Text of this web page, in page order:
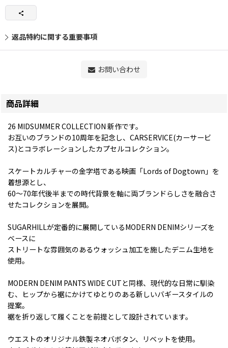
返品特約に関する重要事項
お問い合わせ
商品詳細
26 MIDSUMMER COLLECTION 新作です。
お互いのブランドの10周年を記念し、CARSERVICE(カーサービ
ス)とコラボレーションしたカプセルコレクション。
スケートカルチャーの金字塔である映画「Lords of Dogtown」を
着想源とし、
60〜70年代後半までの時代背景を軸に両ブランドらしさを融合さ
せたコレクションを展開。
SUGARHILLが定番的に展開しているMODERN DENIMシリーズを
ベースに
ストリートな雰囲気のあるウォッシュ加工を施したデニム生地を
使用。
MODERN DENIM PANTS WIDE CUTと同様、現代的な日常に馴染
む、ヒップから裾にかけてゆとりのある新しいバギースタイルの
提案。
裾を折り返して履くことを前提として設計されています。
ウエストのオリジナル鉄製ネオバボタン、リベットを使用。